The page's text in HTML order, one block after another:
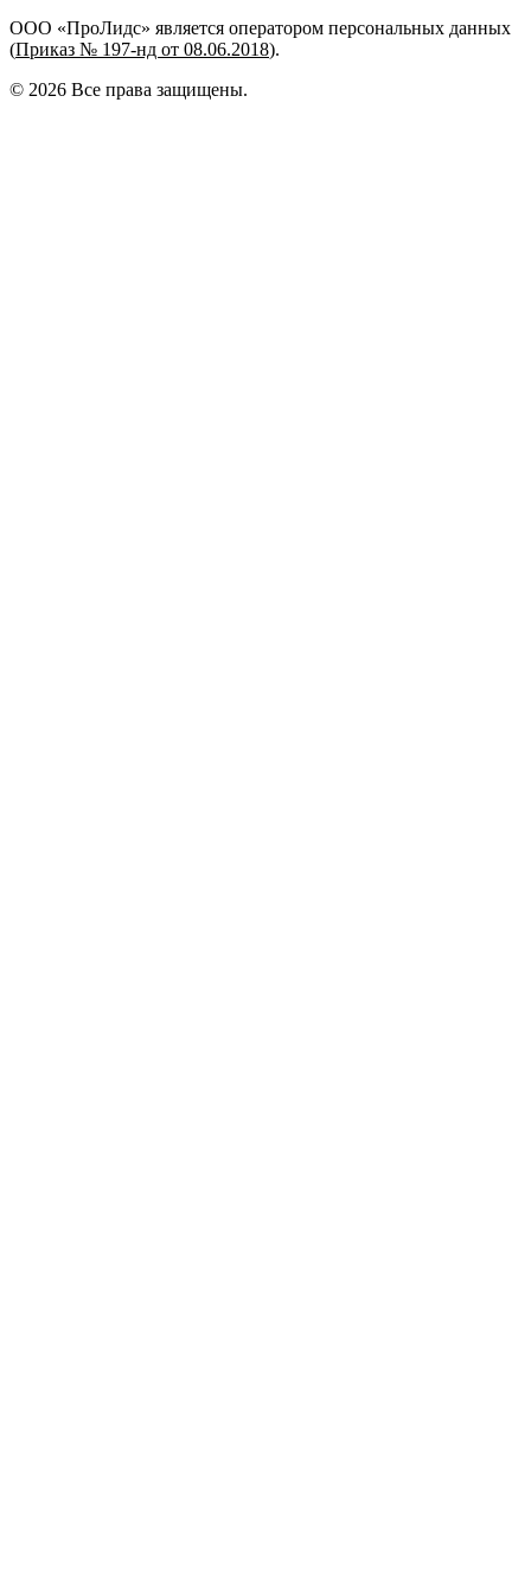
ООО «ПроЛидс» является оператором персональных данных
(Приказ № 197-нд от 08.06.2018).
© 2026 Все права защищены.